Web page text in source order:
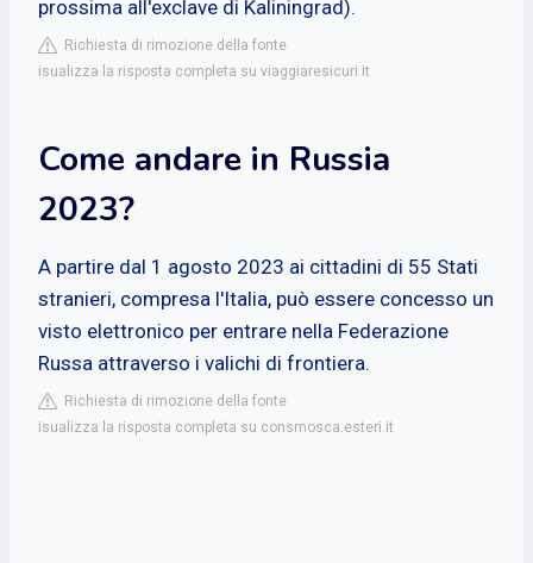
prossima all'exclave di Kaliningrad).
Richiesta di rimozione della fonte
isualizza la risposta completa su viaggiaresicuri.it
Come andare in Russia
2023?
A partire dal 1 agosto 2023 ai cittadini di 55 Stati
stranieri, compresa l'Italia, può essere concesso un
visto elettronico per entrare nella Federazione
Russa attraverso i valichi di frontiera.
Richiesta di rimozione della fonte
isualizza la risposta completa su consmosca.esteri.it